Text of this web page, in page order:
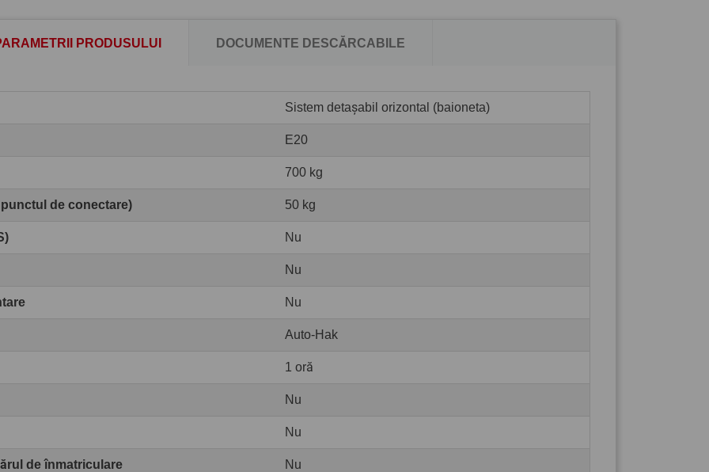
PRODUSULUI DOCUMENTE DESCĂRCABILE
Sistem detașabil orizontal (baioneta)
E20
700 kg
de conectare) 50 kg
Nu
Nu
Nu
Auto-Hak
1 oră
Nu
Nu
de înmatriculare Nu